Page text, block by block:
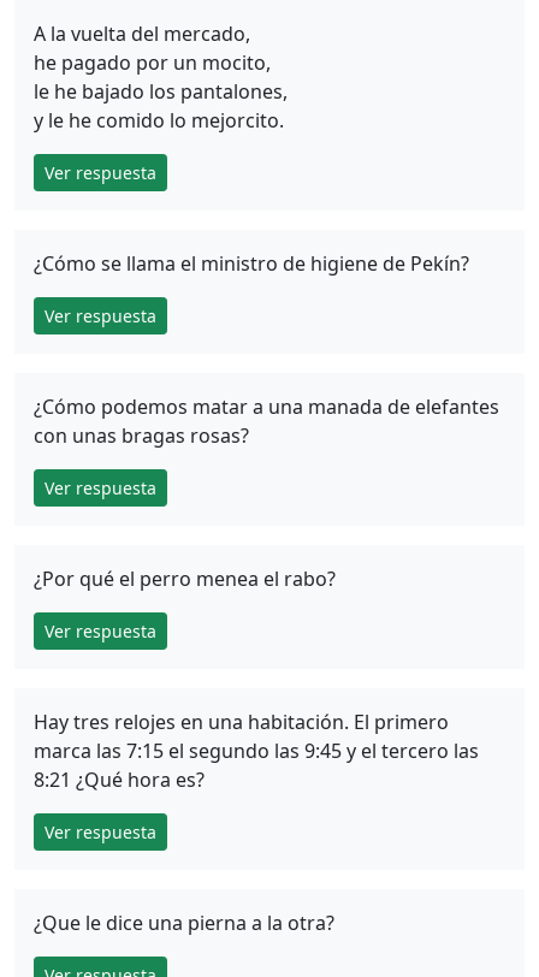
A la vuelta del mercado,
he pagado por un mocito,
le he bajado los pantalones,
y le he comido lo mejorcito.
Ver respuesta
¿Cómo se llama el ministro de higiene de Pekín?
Ver respuesta
¿Cómo podemos matar a una manada de elefantes
con unas bragas rosas?
Ver respuesta
¿Por qué el perro menea el rabo?
Ver respuesta
Hay tres relojes en una habitación. El primero
marca las 7:15 el segundo las 9:45 y el tercero las
8:21 ¿Qué hora es?
Ver respuesta
¿Que le dice una pierna a la otra?